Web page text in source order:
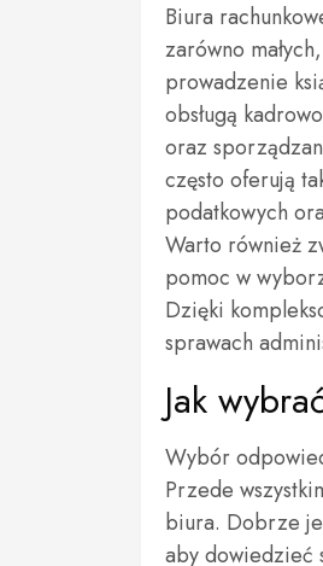
Biura
zarówno
prowadzenie
obsługą
oraz
często oferują
podatkowych
Warto również
pomoc w
Dzięki
sprawach
Jak
Wybór
Przede
biura. Dobrze
aby dowiedzieć